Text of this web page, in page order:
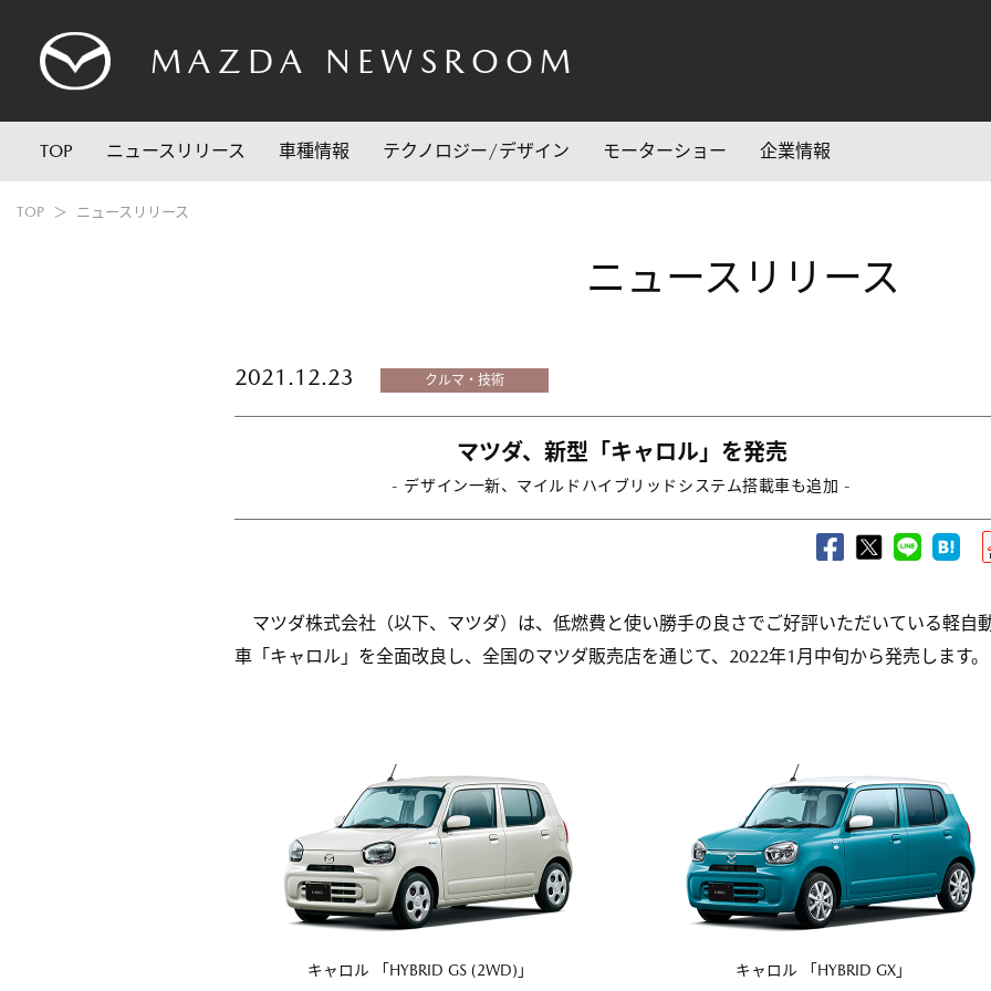
MAZDA NEWSROOM
TOP ニュースリリース 車種情報 テクノロジー/デザイン モーターショー 企業情報
TOP ニュースリリース
ニュースリリース
2021.12.23 クルマ・技術
マツダ、新型「キャロル」を発売
- デザイン一新、マイルドハイブリッドシステム搭載車も追加 -
マツダ株式会社（以下、マツダ）は、低燃費と使い勝手の良さでご好評いただいている軽自
車「キャロル」を全面改良し、全国のマツダ販売店を通じて、2022年1月中旬から発売します。
キャロル 「HYBRID GS (2WD)」 キャロル 「HYBRID GX」